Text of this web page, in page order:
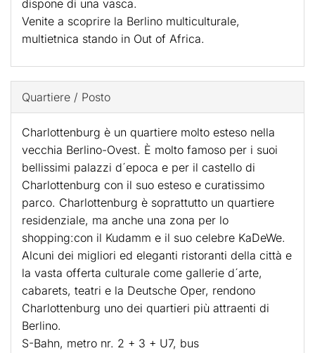
dispone di una vasca.
Venite a scoprire la Berlino multiculturale,
multietnica stando in Out of Africa.
Quartiere / Posto
Charlottenburg è un quartiere molto esteso nella
vecchia Berlino-Ovest. È molto famoso per i suoi
bellissimi palazzi d´epoca e per il castello di
Charlottenburg con il suo esteso e curatissimo
parco. Charlottenburg è soprattutto un quartiere
residenziale, ma anche una zona per lo
shopping:con il Kudamm e il suo celebre KaDeWe.
Alcuni dei migliori ed eleganti ristoranti della città e
la vasta offerta culturale come gallerie d´arte,
cabarets, teatri e la Deutsche Oper, rendono
Charlottenburg uno dei quartieri più attraenti di
Berlino.
S-Bahn, metro nr. 2 + 3 + U7, bus